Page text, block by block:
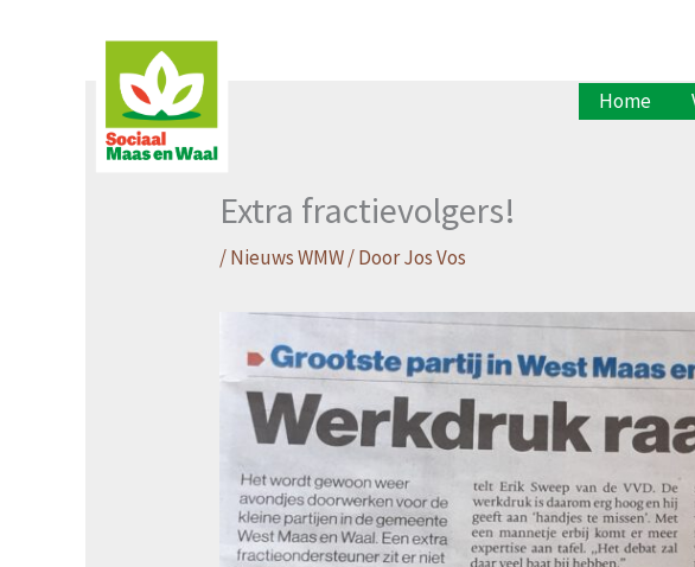
Home
Extra fractievolgers!
/Nieuws WMW/ DoorJos Vos